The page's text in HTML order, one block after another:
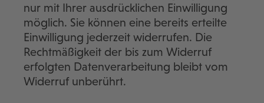
nur mit Ihrer ausdrücklichen Einwilligung
möglich. Sie können eine bereits erteilte
Einwilligung jederzeit widerrufen. Die
Rechtmäßigkeit der bis zum Widerruf
erfolgten Datenverarbeitung bleibt vom
Widerruf unberührt.